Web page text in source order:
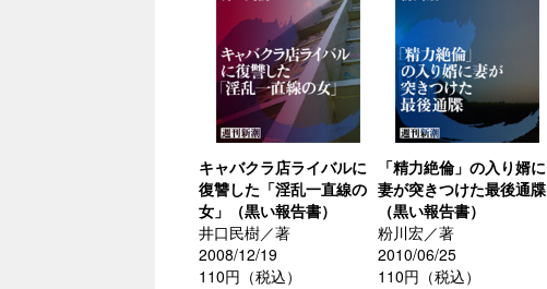
キャバクラ店ライバルに
復讐した「淫乱一直線の
女」（黒い報告書）
井口民樹／著
2008/12/19
110円（税込）
「精力絶倫」の入り婿に
妻が突きつけた最後通牒
（黒い報告書）
粉川宏／著
2010/06/25
110円（税込）